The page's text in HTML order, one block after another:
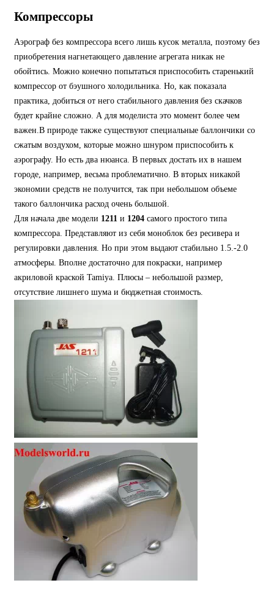
Компрессоры
Аэрограф без компрессора всего лишь кусок металла, поэтому без
приобретения нагнетающего давление агрегата никак не
обойтись. Можно конечно попытаться приспособить старенький
компрессор от бэушного холодильника. Но, как показала
практика, добиться от него стабильного давления без скачков
будет крайне сложно. А для моделиста это момент более чем
важен.В природе также существуют специальные баллончики со
сжатым воздухом, которые можно шнуром приспособить к
аэрографу. Но есть два нюанса. В первых достать их в нашем
городе, например, весьма проблематично. В вторых никакой
экономии средств не получится, так при небольшом объеме
такого баллончика расход очень большой.
Для начала две модели 1211 и 1204 самого простого типа
компрессора. Представляют из себя моноблок без ресивера и
регулировки давления. Но при этом выдают стабильно 1.5.-2.0
атмосферы. Вполне достаточно для покраски, например
акриловой краской Tamiya. Плюсы – небольшой размер,
отсутствие лишнего шума и бюджетная стоимость.